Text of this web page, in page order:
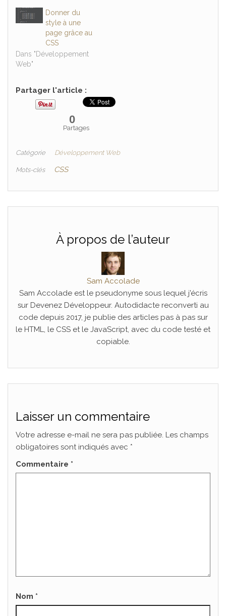
Donner du
style à une
page grâce au
CSS
Dans "Développement
Web"
Partager l'article :
0
Partages
Catégorie Développement Web
Mots-clés CSS
À propos de l’auteur
Sam Accolade
Sam Accolade est le pseudonyme sous lequel j'écris
sur Devenez Développeur. Autodidacte reconverti au
code depuis 2017, je publie des articles pas à pas sur
le HTML, le CSS et le JavaScript, avec du code testé et
copiable.
Laisser un commentaire
Votre adresse e-mail ne sera pas publiée. Les champs
obligatoires sont indiqués avec *
Commentaire *
Nom *